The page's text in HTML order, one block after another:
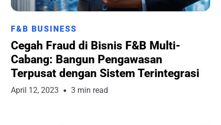
Runchise Team
F&B BUSINESS
Cegah Fraud di Bisnis F&B Multi-
Cabang: Bangun Pengawasan
Terpusat dengan Sistem Terintegrasi
April 12, 2023 3 min read